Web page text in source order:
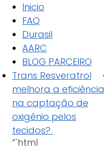
Inicio
FAQ
Durasil
AARC
BLOG PARCEIRO
Trans Resveratrol
melhora a eficiência
na captação de
oxigênio pelos
tecidos?
“`html